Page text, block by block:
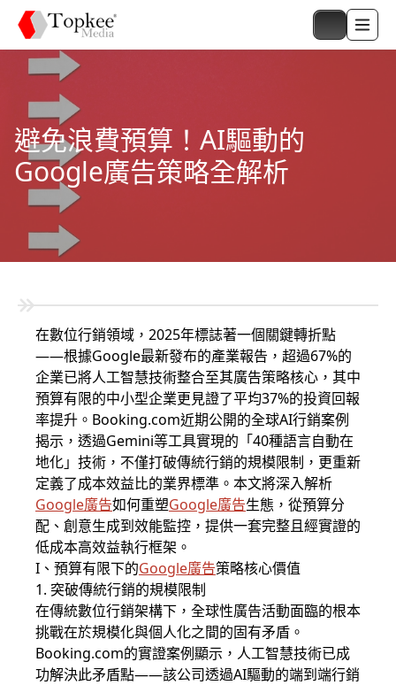
避免浪費預算！AI驅動的
Google廣告策略全解析
在數位行銷領域，2025年標誌著一個關鍵轉折點
——根據Google最新發布的產業報告，超過67%的
企業已將人工智慧技術整合至其廣告策略核心，其中
預算有限的中小型企業更見證了平均37%的投資回報
率提升。Booking.com近期公開的全球AI行銷案例
揭示，透過Gemini等工具實現的「40種語言自動在
地化」技術，不僅打破傳統行銷的規模限制，更重新
定義了成本效益比的業界標準。本文將深入解析
Google廣告如何重塑Google廣告生態，從預算分
配、創意生成到效能監控，提供一套完整且經實證的
低成本高效益執行框架。
I、預算有限下的Google廣告策略核心價值
1. 突破傳統行銷的規模限制
在傳統數位行銷架構下，全球性廣告活動面臨的根本
挑戰在於規模化與個人化之間的固有矛盾。
Booking.com的實證案例顯示，人工智慧技術已成
功解決此矛盾點——該公司透過AI驅動的端到端行銷